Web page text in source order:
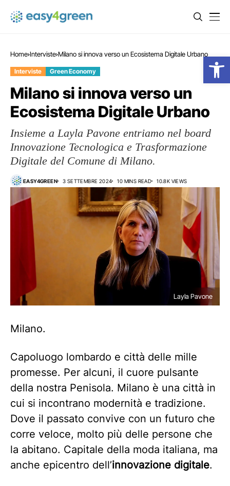
Home Interviste Milano si innova verso un Ecosistema Digitale Urbano
Interviste Green Economy
Milano si innova verso un
Ecosistema Digitale Urbano
Insieme a Layla Pavone entriamo nel board
Innovazione Tecnologica e Trasformazione
Digitale del Comune di Milano.
EASY4GREEN 3 SETTEMBRE 2024 10 MINS READ 10.8K VIEWS
Layla Pavone
Milano.
Capoluogo lombardo e città delle mille
promesse. Per alcuni, il cuore pulsante
della nostra Penisola. Milano è una città in
cui si incontrano modernità e tradizione.
Dove il passato convive con un futuro che
corre veloce, molto più delle persone che
la abitano. Capitale della moda italiana, ma
anche epicentro dell’innovazione digitale.